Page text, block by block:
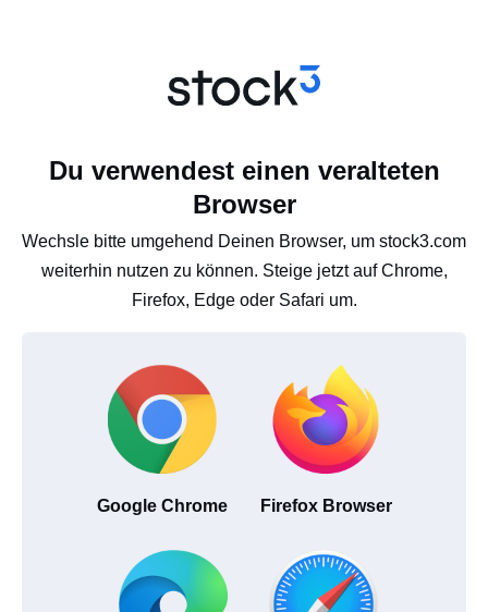
Du verwendest einen veralteten
Browser
Wechsle bitte umgehend Deinen Browser, um stock3.com
weiterhin nutzen zu können. Steige jetzt auf Chrome,
Firefox, Edge oder Safari um.
Google Chrome Firefox Browser